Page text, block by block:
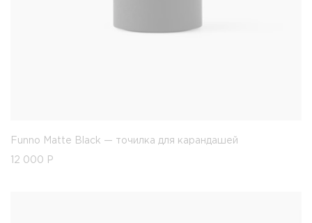
Funno Matte Black — точилка для карандашей
12 000 Р